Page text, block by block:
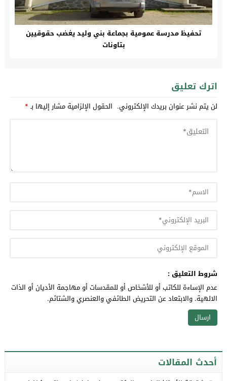
تحفيظ مدرسة عمومية بجماعة بني وليد يغضب حقوقيين
بتاونات
اترك تعليق
لن يتم نشر عنوان بريدك الإلكتروني. الحقول الإلزامية مشار إليها بـ*
شروط التعليق :
عدم الإساءة للكاتب أو للأشخاص أو للمقدسات أو مهاجمة الأديان أو الذات
الالهية. والابتعاد عن التحريض الطائفي والعنصري والشتائم.
أحدث المقالات